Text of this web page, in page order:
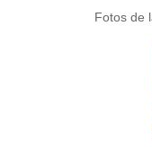
Fotos de